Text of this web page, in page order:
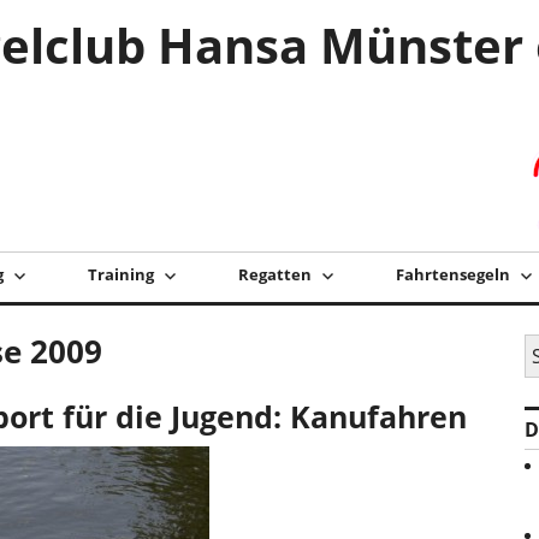
Hansa Münster
Training Regatten Fahrtensegeln
2009
für die Jugend: Kanufahren